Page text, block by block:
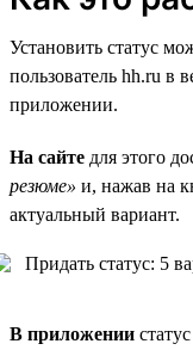
Установить статус
пользователь hh.ru в
приложении.
На сайте для этого
резюме» и, нажав на
актуальный вариант.
В приложении